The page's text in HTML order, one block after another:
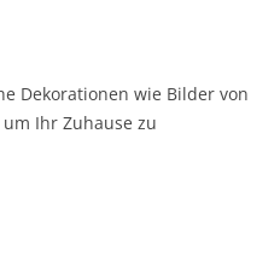
Dekorationen wie Bilder von
Ihr Zuhause zu